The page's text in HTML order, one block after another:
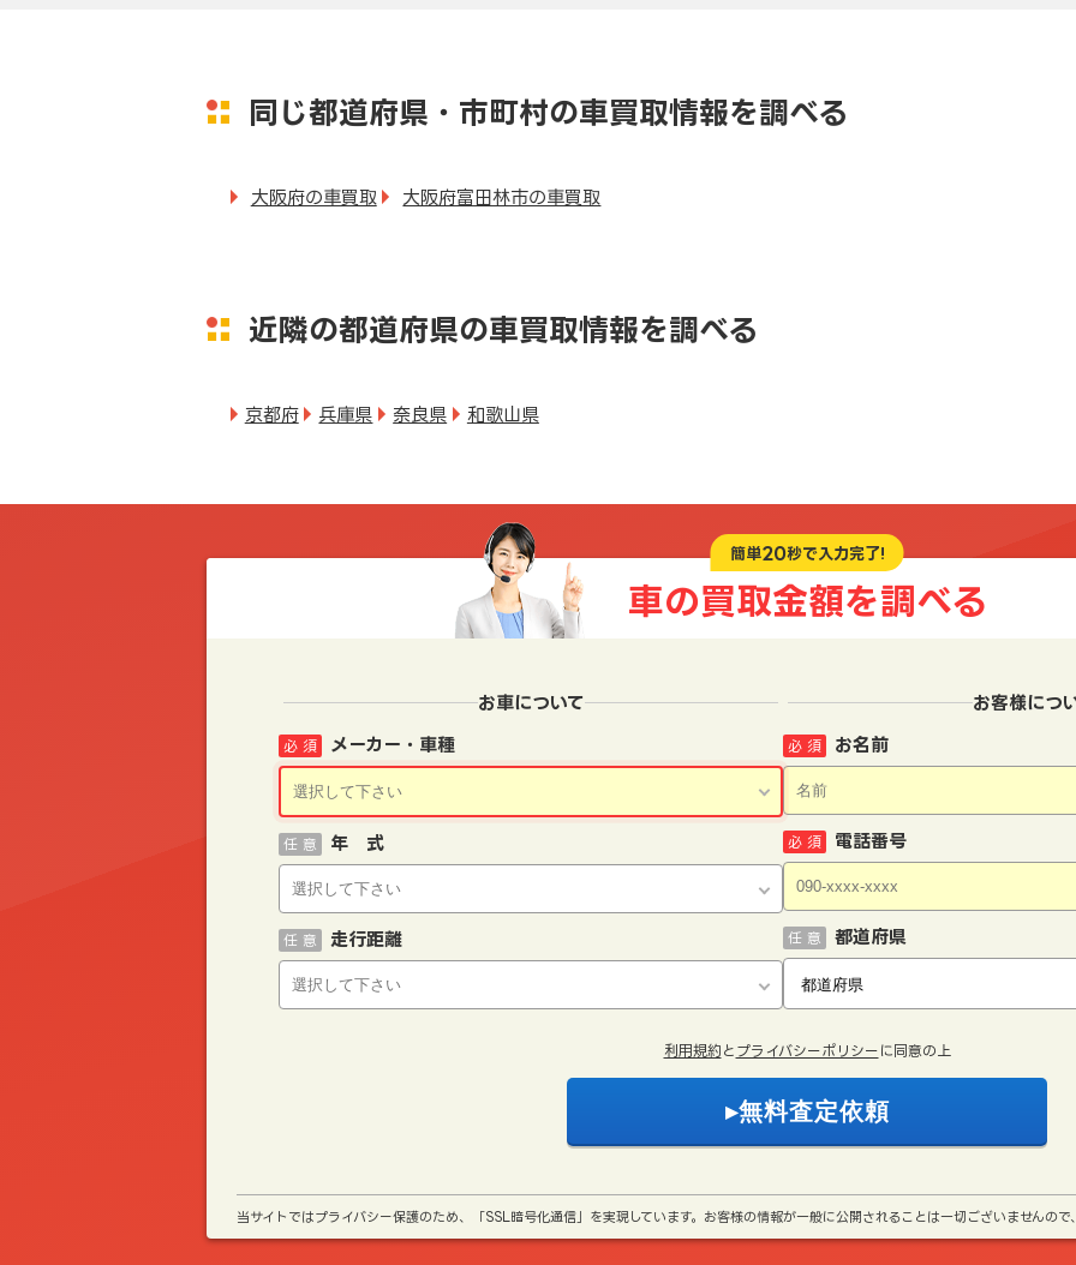
同じ都道府県・市町村の車買取情報を調べる
大阪府の車買取 大阪府富田林市の車買取
近隣の都道府県の車買取情報を調べる
京都府 兵庫県 奈良県 和歌山県
簡単20秒で入力完了!
車の買取金額を調べる
お車について
メーカー・車種
必 須
年 式
任 意
走行距離
任 意
お客様につ
お名前
必 須
電話番号
必 須
都道府県
任 意
利用規約 と プライバシーポリシー に同意の上
当サイトではプライバシー保護のため、「SSL暗号化通信」を実現しています。お客様の情報が一般に公開されることは一切ございませんの